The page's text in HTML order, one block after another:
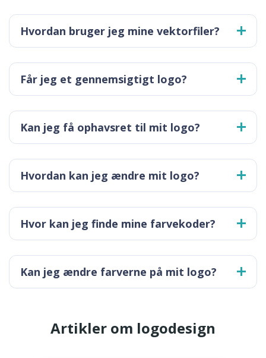
Hvordan bruger jeg mine vektorfiler?
Får jeg et gennemsigtigt logo?
Kan jeg få ophavsret til mit logo?
Hvordan kan jeg ændre mit logo?
Hvor kan jeg finde mine farvekoder?
Kan jeg ændre farverne på mit logo?
Artikler om logodesign